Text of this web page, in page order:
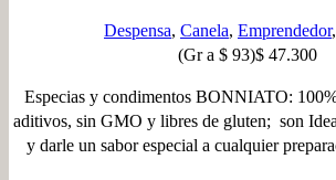
Despensa, Canela, Emprendedor,
(Gr a $ 93)$ 47.300
Especias y condimentos BONNIATO:
aditivos, sin GMO y libres de gluten; son
y darle un sabor especial a cualquier